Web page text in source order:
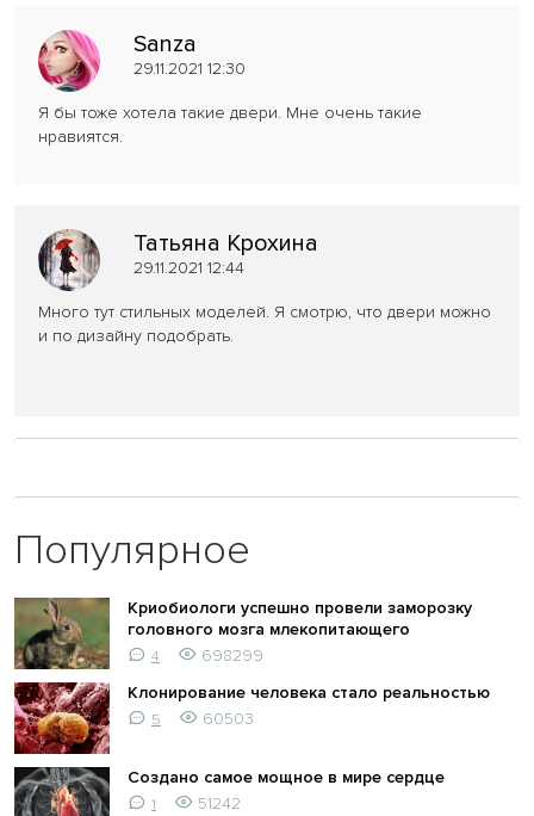
Sanza
29.11.2021 12:30
Я бы тоже хотела такие двери. Мне очень такие
нравиятся.
Татьяна Крохина
29.11.2021 12:44
Много тут стильных моделей. Я смотрю, что двери можно
и по дизайну подобрать.
Популярное
Криобиологи успешно провели заморозку
головного мозга млекопитающего
4
698299
Клонирование человека стало реальностью
5 60503
Создано самое мощное в мире сердце
1 51242